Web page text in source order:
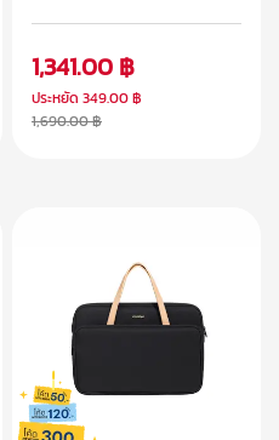
1,341.00 ฿
ประหยัด 349.00 ฿
1,690.00 ฿